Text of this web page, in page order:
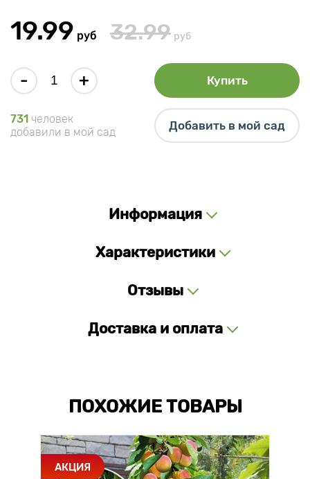
19.99 руб 32.99 руб
- + Купить
731 человек
добавили в мой сад
Добавить в мой сад
Информация
Характеристики
Отзывы
Доставка и оплата
ПОХОЖИЕ ТОВАРЫ
АКЦИЯ